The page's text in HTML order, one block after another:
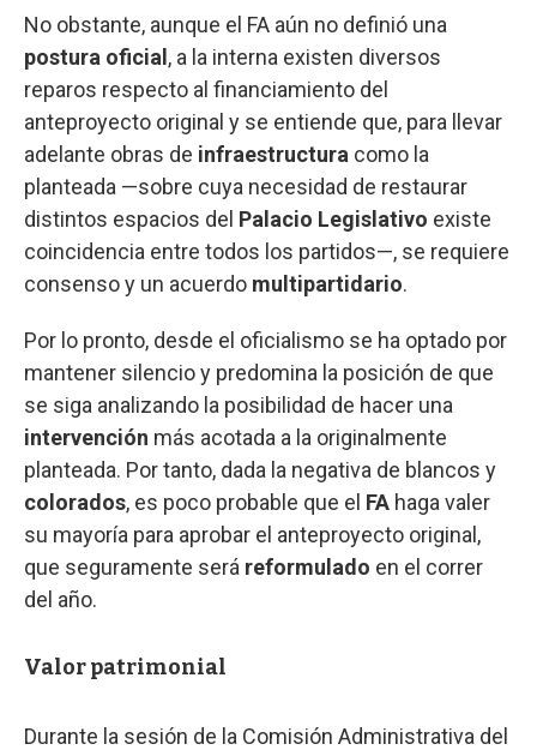
No obstante, aunque el FA aún no definió una
postura oficial , a la interna existen diversos
reparos respecto al financiamiento del
anteproyecto original y se entiende que, para llevar
adelante obras de infraestructura como la
planteada —sobre cuya necesidad de restaurar
distintos espacios del Palacio Legislativo existe
coincidencia entre todos los partidos—, se requiere
consenso y un acuerdo multipartidario.
Por lo pronto, desde el oficialismo se ha optado por
mantener silencio y predomina la posición de que
se siga analizando la posibilidad de hacer una
intervención más acotada a la originalmente
planteada. Por tanto, dada la negativa de blancos y
colorados, es poco probable que el FA haga valer
su mayoría para aprobar el anteproyecto original,
que seguramente será reformulado en el correr
del año.
Valor patrimonial
Durante la sesión de la Comisión Administrativa del